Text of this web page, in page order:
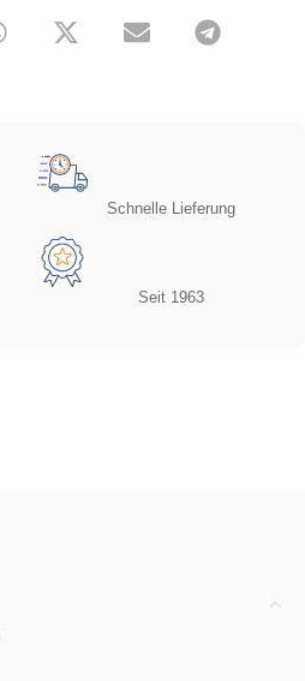
Schnelle Lieferung
Seit 1963